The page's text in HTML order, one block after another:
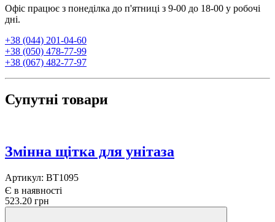
Офіс працює з понеділка до п'ятниці з 9-00 до 18-00 у робочі
дні.
+38 (044) 201-04-60
+38 (050) 478-77-99
+38 (067) 482-77-97
Супутні товари
Змінна щітка для унітаза
Артикул: BT1095
Є в наявності
523.20 грн